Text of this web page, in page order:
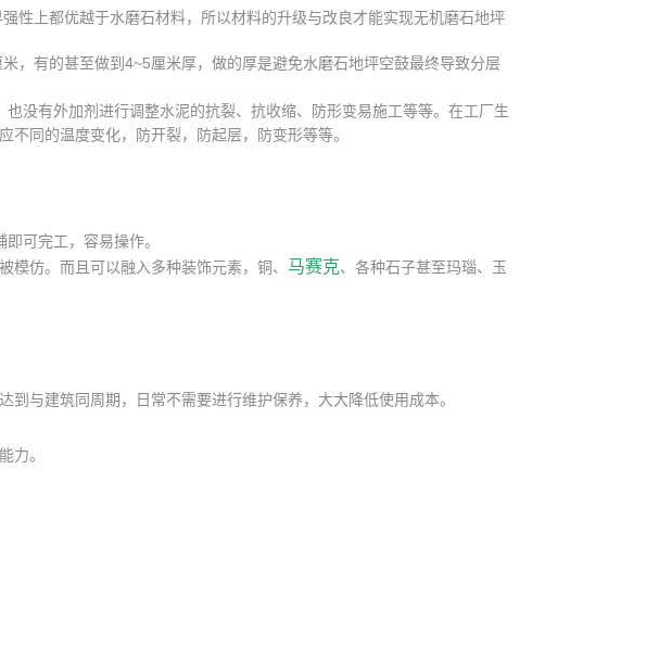
性上都优越于水磨石材料，所以材料的升级与改良才能实现无机磨石地坪
，有的甚至做到4~5厘米厚，做的厚是避免水磨石地坪空鼓最终导致分层
没有外加剂进行调整水泥的抗裂、抗收缩、防形变易施工等等。在工厂生
同的温度变化，防开裂，防起层，防变形等等。
可完工，容易操作。
仿。而且可以融入多种装饰元素，铜、 马赛克、各种石子甚至玛瑙、玉
与建筑同周期，日常不需要进行维护保养，大大降低使用成本。
力。